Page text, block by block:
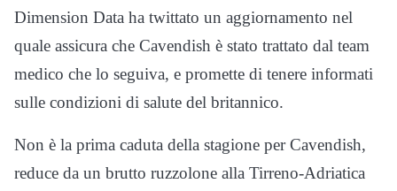
Dimension Data ha twittato un aggiornamento nel
quale assicura che Cavendish è stato trattato dal team
medico che lo seguiva, e promette di tenere informati
sulle condizioni di salute del britannico.
Non è la prima caduta della stagione per Cavendish,
reduce da un brutto ruzzolone alla Tirreno-Adriatica